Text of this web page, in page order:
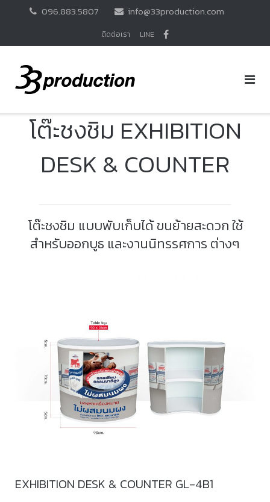
096.883.5807 info@33production.com
ติดต่อเรา LINE
โต๊ะชงชิม EXHIBITION
DESK & COUNTER
โต๊ะชงชิม แบบพับเก็บได้ ขนย้ายสะดวก ใช้
สำหรับออกบูธ และงานนิทรรศการ ต่างๆ
EXHIBITION DESK & COUNTER GL-4B1